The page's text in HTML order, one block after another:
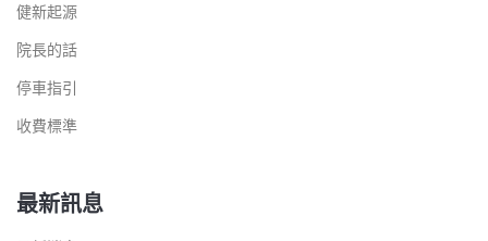
健新起源
院長的話
停車指引
收費標準
最新訊息